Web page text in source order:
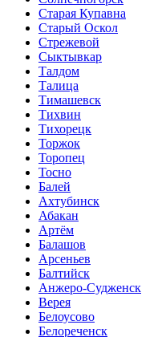
Старая Купавна
Старый Оскол
Стрежевой
Сыктывкар
Талдом
Талица
Тимашевск
Тихвин
Тихорецк
Торжок
Торопец
Тосно
Балей
Ахтубинск
Абакан
Артём
Балашов
Арсеньев
Балтийск
Анжеро-Судженск
Верея
Белоусово
Белореченск